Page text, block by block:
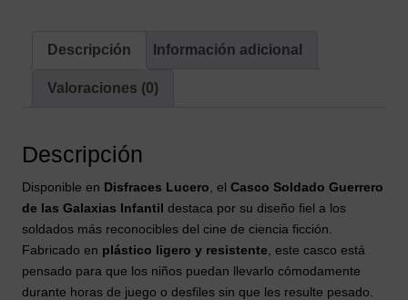
Descripción Información adicional
Valoraciones (0)
Descripción
Disponible en Disfraces Lucero , el Casco Soldado Guerrero
de las Galaxias Infantil destaca por su diseño fiel a los
soldados más reconocibles del cine de ciencia ficción.
Fabricado en plástico ligero y resistente , este casco está
pensado para que los niños puedan llevarlo cómodamente
durante horas de juego o desfiles sin que les resulte pesado.